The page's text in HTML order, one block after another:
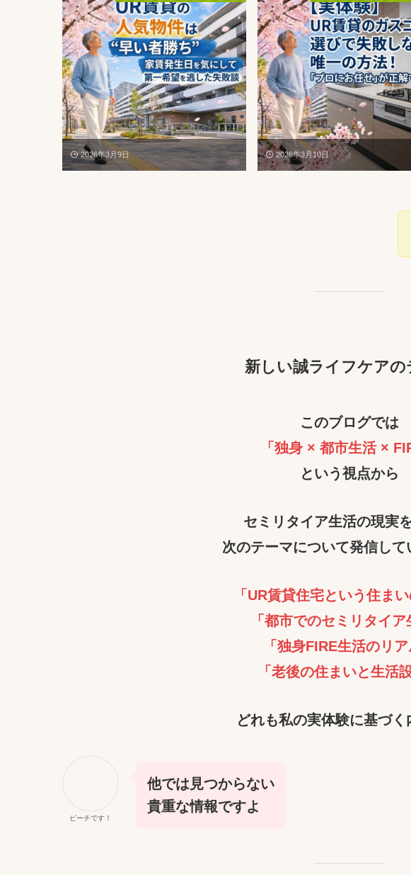
2026年3月9日 2026年3月10日
新しい誠ライフケアの
このブログでは
「独身 × 都市生活 ×
という視点から
セミリタイア生活の現実
次のテーマについて発信して
「UR賃貸住宅という住まい
「都市でのセミリタイア
「独身FIRE生活のリア
「老後の住まいと生活設
どれも私の実体験に基づく
ピーチです！
他では見つからない
貴重な情報ですよ